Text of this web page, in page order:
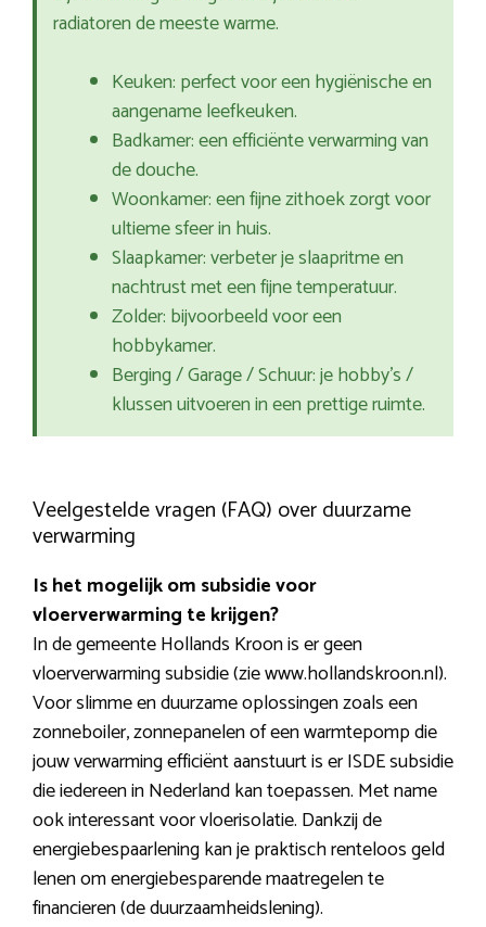
radiatoren de meeste warme.
Keuken: perfect voor een hygiënische en
aangename leefkeuken.
Badkamer: een efficiënte verwarming van
de douche.
Woonkamer: een fijne zithoek zorgt voor
ultieme sfeer in huis.
Slaapkamer: verbeter je slaapritme en
nachtrust met een fijne temperatuur.
Zolder: bijvoorbeeld voor een
hobbykamer.
Berging / Garage / Schuur: je hobby’s /
klussen uitvoeren in een prettige ruimte.
Veelgestelde vragen (FAQ) over duurzame
verwarming
Is het mogelijk om subsidie voor
vloerverwarming te krijgen?
In de gemeente Hollands Kroon is er geen
vloerverwarming subsidie (zie www.hollandskroon.nl).
Voor slimme en duurzame oplossingen zoals een
zonneboiler, zonnepanelen of een warmtepomp die
jouw verwarming efficiënt aanstuurt is er ISDE subsidie
die iedereen in Nederland kan toepassen. Met name
ook interessant voor vloerisolatie. Dankzij de
energiebespaarlening kan je praktisch renteloos geld
lenen om energiebesparende maatregelen te
financieren (de duurzaamheidslening).